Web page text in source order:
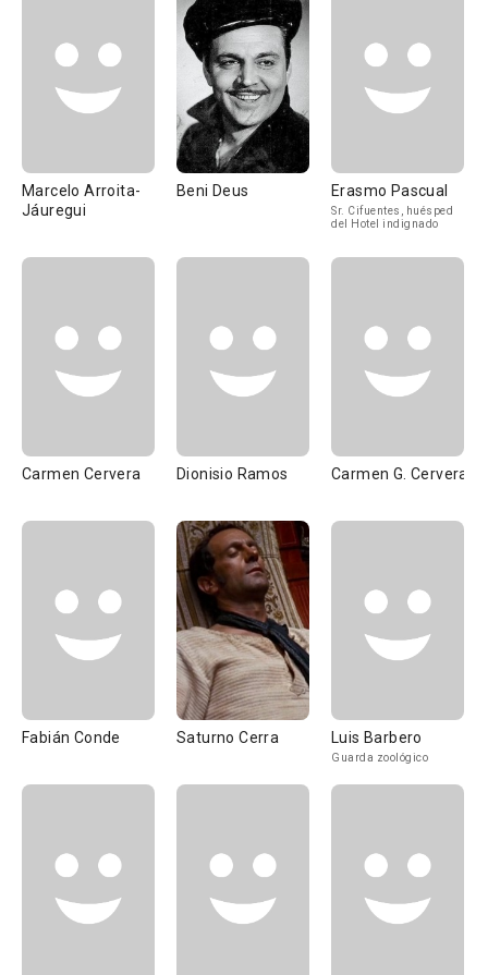
Marcelo Arroita-
Jáuregui
Beni Deus Erasmo Pascual
Sr. Cifuentes, huésped
del Hotel indignado
Carmen Cervera Dionisio Ramos Carmen G. Cervera
Fabián Conde Saturno Cerra Luis Barbero
Guarda zoológico